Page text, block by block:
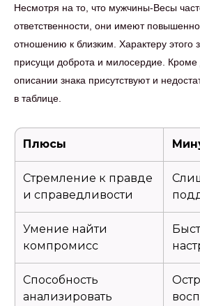
Несмотря на то, что мужчины-Весы
ответственности, они имеют
отношению к близким. Характеру этого
присущи доброта и милосердие. Кроме
описании знака присутствуют и
в таблице.
Плюсы
Стремление к правде
и справедливости
Умение найти
компромисс
Способность
анализировать